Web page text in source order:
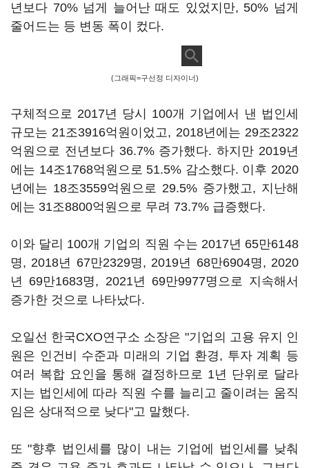
년보다 70% 넘게 늘어난 때도 있었지만, 50% 넘게
줄어드는 등 변동 폭이 컸다.
(그래픽=구선정 디자이너)
구체적으로 2017년 당시 100개 기업에서 낸 법인세
규모는 21조3916억원이었고, 2018년에는 29조2322
억원으로 전년보다 36.7% 증가했다. 하지만 2019년
에는 14조1768억원으로 51.5% 감소했다. 이후 2020
년에는 18조3559억원으로 29.5% 증가했고, 지난해
에는 31조8800억원으로 무려 73.7% 급증했다.
이와 달리 100개 기업의 직원 수는 2017년 65만6148
명, 2018년 67만2329명, 2019년 68만6904명, 2020
년 69만1683명, 2021년 69만9977명으로 지속해서
증가한 것으로 나타났다.
오일선 한국CXO연구소 소장은 "기업의 고용 유지 인
원은 인건비 수준과 미래의 기업 환경, 투자 계획 등
여러 복합 요인을 통해 결정하므로 1년 단위로 달라
지는 법인세에 따라 직원 수를 늘리고 줄이려는 움직
임은 상대적으로 낮다"고 말했다.
또 "향후 법인세를 많이 내는 기업에 법인세를 낮춰